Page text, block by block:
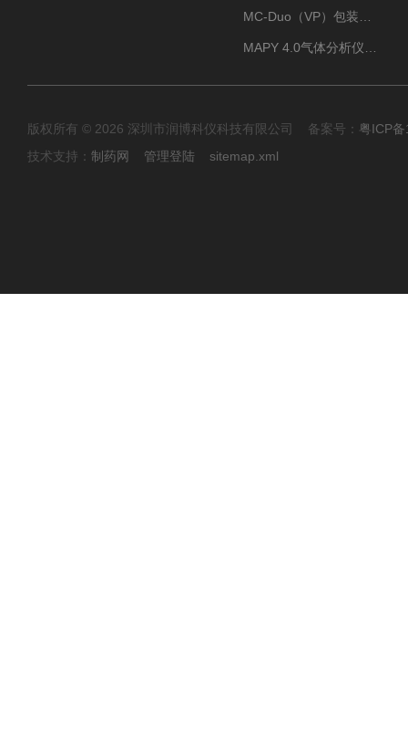
版权所有 © 2026 深圳市润博科仪科技有限公司 备案号： 粤ICP
技术支持： 制药网 管理登陆 sitemap.xml